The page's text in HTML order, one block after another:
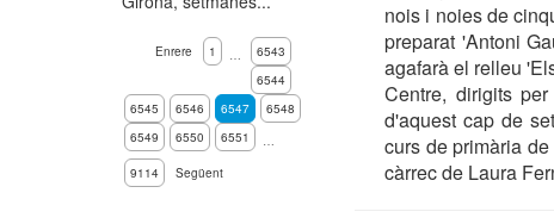
nois i noies de
preparat 'Antoni
agafarà el relleu
Centre, dirigits
d'aquest cap de
curs de primària
càrrec de Laura
Enrere 1 …
6543
6544
6545
6546 6547
6548
6549
6550 6551
…
9114
Següent